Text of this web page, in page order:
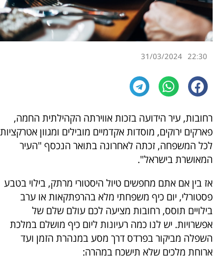
22:30
31/03/2024
רחובות, עיר הידועה בזכות אווירתה הקהילתית החמה,
פארקים ירוקים, מוסדות אקדמיים מובילים ומגוון אטרקציות
לכל המשפחה, זכתה לאחרונה בתואר הנכסף "העיר
המאושרת בישראל".
אז בין אם אתם מחפשים טיול היסטורי מרתק, בילוי בטבע
פסטורלי, יום כיף משפחתי מלא בהרפתקאות או ערב
בילויים תוסס, רחובות מציעה לכם עולם שלם של
אפשרויות. יש לנו כמה רעיונות ליום כיף מושלם במלכת
השפלה מביקור בפרדס דרך מסע במנהרת הזמן ועד
ארוחת מלכים שלא תישכח במהרה: